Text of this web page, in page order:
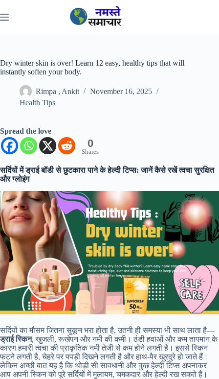
to
content
Dry winter skin is over! Learn 12 easy, healthy tips that will
instantly soften your body.
Rimpa , Ankit
November 16, 2025
Health Tips
Spread the love
0
Shares
सर्दियों में ड्राई बॉडी से छुटकारा पाने के हेल्दी टिप्स: जानें कैसे रखें त्वचा सुरक्षित
और ग्लोइंग
सर्दियों का मौसम जितना सुकून भरा होता है, उतनी ही समस्या भी साथ लाता है—
ड्राई स्किन, खुजली, रूखेपन और नमी की कमी। ठंडी हवाओं और कम तापमान के
कारण हमारी त्वचा की प्राकृतिक नमी तेजी से कम होने लगती है। इससे स्किन
फटने लगती है, चेहरे पर पपड़ी दिखने लगती है और हाथ-पैर खुरदुरे हो जाते हैं।
लेकिन अच्छी बात यह है कि थोड़ी सी सावधानी और कुछ हेल्दी टिप्स अपनाकर
आप अपनी स्किन को पूरे सर्दियों में मुलायम, चमकदार और हेल्दी रख सकते हैं।